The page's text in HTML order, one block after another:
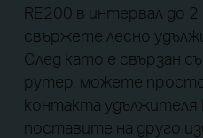
RE200 в интервал до
свържете лесно
След като е свързан
рутер, можете
контакта удължителя
поставите на друго